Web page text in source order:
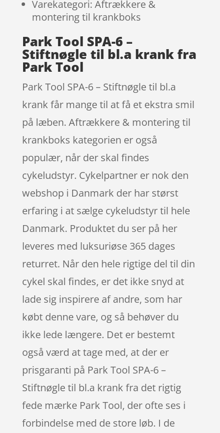
Varekategori: Aftrækkere &
montering til krankboks
Park Tool SPA-6 –
Stiftnøgle til bl.a krank fra
Park Tool
Park Tool SPA-6 – Stiftnøgle til bl.a
krank får mange til at få et ekstra smil
på læben. Aftrækkere & montering til
krankboks kategorien er også
populær, når der skal findes
cykeludstyr. Cykelpartner er nok den
webshop i Danmark der har størst
erfaring i at sælge cykeludstyr til hele
Danmark. Produktet du ser på her
leveres med luksuriøse 365 dages
returret. Når den hele rigtige del til din
cykel skal findes, er det ikke snyd at
lade sig inspirere af andre, som har
købt denne vare, og så behøver du
ikke lede længere. Det er bestemt
også værd at tage med, at der er
prisgaranti på Park Tool SPA-6 –
Stiftnøgle til bl.a krank fra det rigtig
fede mærke Park Tool, der ofte ses i
forbindelse med de store løb. I de